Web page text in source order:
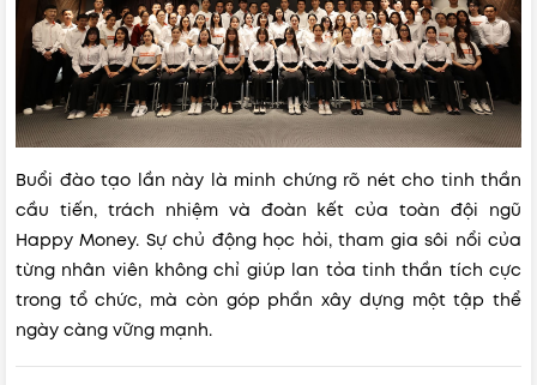
Buổi đào tạo lần này là minh chứng rõ nét cho tinh thần
cầu tiến, trách nhiệm và đoàn kết của toàn đội ngũ
Happy Money. Sự chủ động học hỏi, tham gia sôi nổi của
từng nhân viên không chỉ giúp lan tỏa tinh thần tích cực
trong tổ chức, mà còn góp phần xây dựng một tập thể
ngày càng vững mạnh.